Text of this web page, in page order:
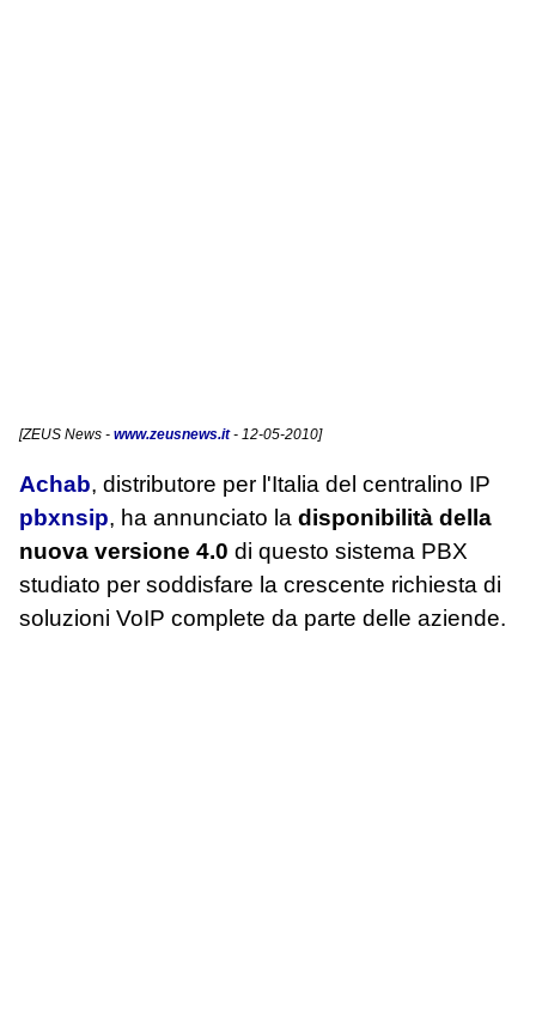
[ZEUS News - www.zeusnews.it- 12-05-2010]
Achab, distributore per l'Italia del centralino IP
pbxnsip, ha annunciato la disponibilità della
nuova versione 4.0 di questo sistema PBX
studiato per soddisfare la crescente richiesta di
soluzioni VoIP complete da parte delle aziende.